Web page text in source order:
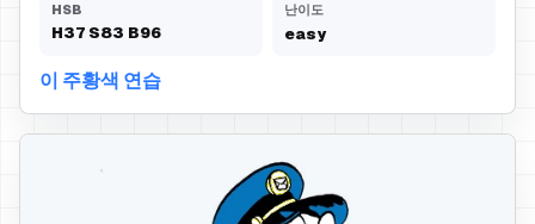
HSB
H37 S83 B96
난이도
easy
이 주황색 연습